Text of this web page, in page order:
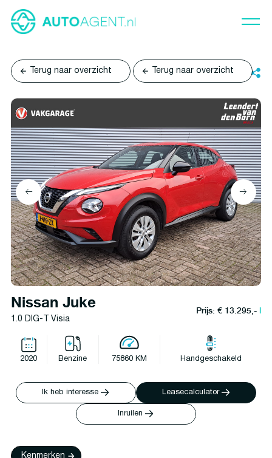
Terug naar overzicht Terug naar overzicht
Nissan Juke
1.0 DIG-T Visia
Prijs: € 13.295,-l
2020 Benzine 75860 KM Handgeschakeld
Ik heb interesse Leasecalculator
Inruilen
Kenmerken